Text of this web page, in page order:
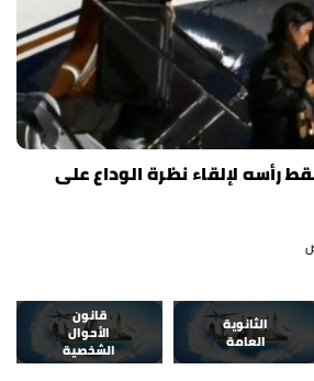
لإلقاء نظرة الوداع على
الثانوية
العامة
قانون
الأحوال
الشخصية